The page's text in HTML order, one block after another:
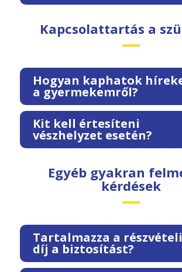
Kapcsolattartás a
Hogyan kaphatok
a gyermekemről?
Kit kell értesíteni
vészhelyzet esetén?
Egyéb gyakran
kérdések
Tartalmazza a részvételi
díj a biztosítást?